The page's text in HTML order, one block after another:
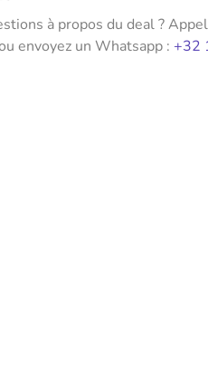
à propos du deal ?
envoyez un Whatsapp : +32